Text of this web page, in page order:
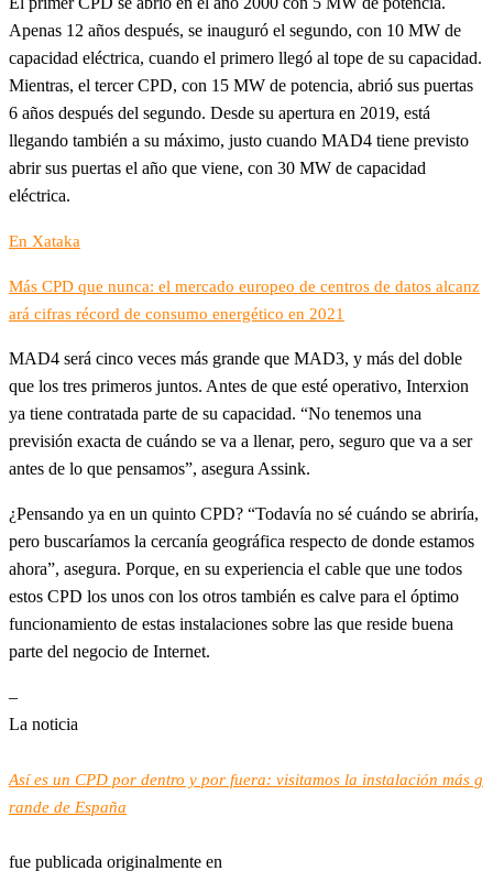
Apenas 12 años después, se inauguró el segundo, con 10 MW de
capacidad eléctrica, cuando el primero llegó al tope de su capacidad.
Mientras, el tercer CPD, con 15 MW de potencia, abrió sus puertas
6 años después del segundo. Desde su apertura en 2019, está
llegando también a su máximo, justo cuando MAD4 tiene previsto
abrir sus puertas el año que viene, con 30 MW de capacidad
eléctrica.
En Xataka
Más CPD que nunca: el mercado europeo de centros de datos alcanz
ará cifras récord de consumo energético en 2021
MAD4 será cinco veces más grande que MAD3, y más del doble
que los tres primeros juntos. Antes de que esté operativo, Interxion
ya tiene contratada parte de su capacidad. “No tenemos una
previsión exacta de cuándo se va a llenar, pero, seguro que va a ser
antes de lo que pensamos”, asegura Assink.
¿Pensando ya en un quinto CPD? “Todavía no sé cuándo se abriría,
pero buscaríamos la cercanía geográfica respecto de donde estamos
ahora”, asegura. Porque, en su experiencia el cable que une todos
estos CPD los unos con los otros también es calve para el óptimo
funcionamiento de estas instalaciones sobre las que reside buena
parte del negocio de Internet.
–
La noticia
Así es un CPD por dentro y por fuera: visitamos la instalación más g
rande de España
fue publicada originalmente en